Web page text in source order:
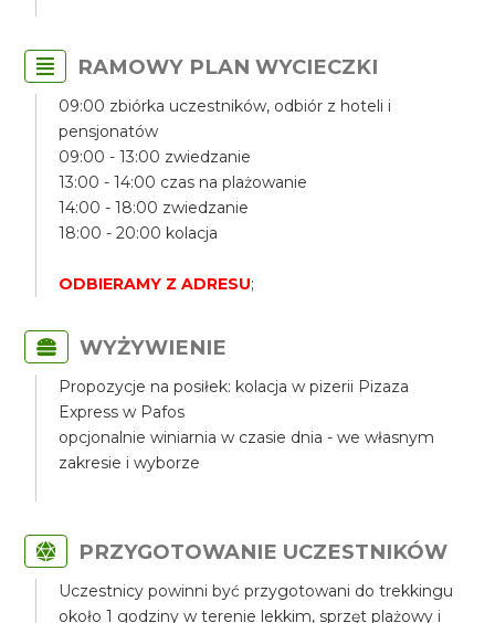
RAMOWY PLAN WYCIECZKI
09:00 zbiórka uczestników, odbiór z hoteli i
pensjonatów
09:00 - 13:00 zwiedzanie
13:00 - 14:00 czas na plażowanie
14:00 - 18:00 zwiedzanie
18:00 - 20:00 kolacja
ODBIERAMY Z ADRESU;
WYŻYWIENIE
Propozycje na posiłek: kolacja w pizerii Pizaza
Express w Pafos
opcjonalnie winiarnia w czasie dnia - we własnym
zakresie i wyborze
PRZYGOTOWANIE UCZESTNIKÓW
Uczestnicy powinni być przygotowani do trekkingu
około 1 godziny w terenie lekkim, sprzęt plażowy i